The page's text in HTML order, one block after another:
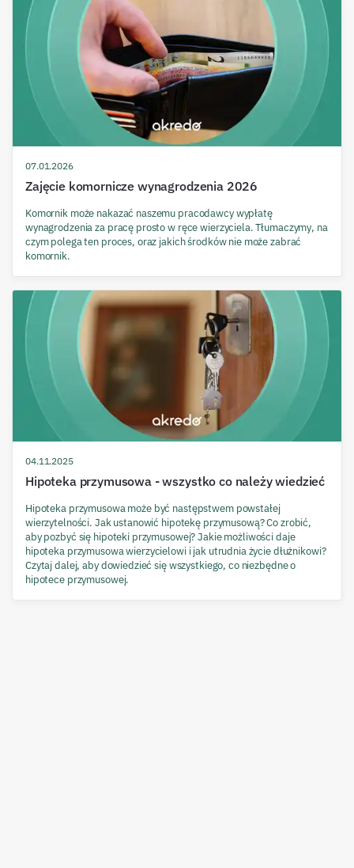
07.01.2026
Zajęcie komornicze wynagrodzenia 2026
Komornik może nakazać naszemu pracodawcy wypłatę
wynagrodzenia za pracę prosto w ręce wierzyciela. Tłumaczymy, na
czym polega ten proces, oraz jakich środków nie może zabrać
komornik.
04.11.2025
Hipoteka przymusowa - wszystko co należy wiedzieć
Hipoteka przymusowa może być następstwem powstałej
wierzytelności. Jak ustanowić hipotekę przymusową? Co zrobić,
aby pozbyć się hipoteki przymusowej? Jakie możliwości daje
hipoteka przymusowa wierzycielowi i jak utrudnia życie dłużnikowi?
Czytaj dalej, aby dowiedzieć się wszystkiego, co niezbędne o
hipotece przymusowej.